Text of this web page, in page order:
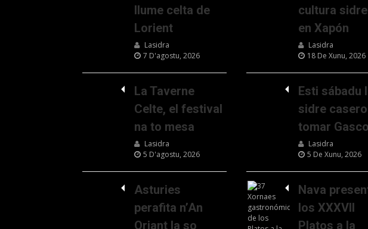
llume celta de
Lorient
Lasidra
7 D'agostu, 2026
La Taverne
Celte, el festival
na to mesa
Lasidra
5 D'agostu, 2026
Asturies
perafita n’An
Oriant la so
cultura
en Xapón
Lasidra
18 De Xunu, 2026
Esti sábadu
sidre
tomar
Lasidra
5 De Xunu, 2026
Nava
los XXXVII
Platos a la